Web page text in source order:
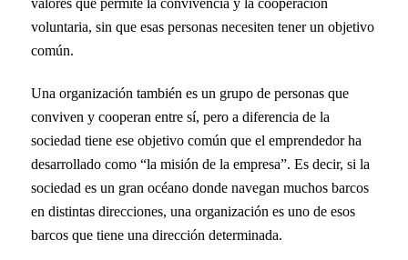
voluntaria, sin que esas personas necesiten tener un objetivo
común.
Una organización también es un grupo de personas que
conviven y cooperan entre sí, pero a diferencia de la
sociedad tiene ese objetivo común que el emprendedor ha
desarrollado como “la misión de la empresa”. Es decir, si la
sociedad es un gran océano donde navegan muchos barcos
en distintas direcciones, una organización es uno de esos
barcos que tiene una dirección determinada.